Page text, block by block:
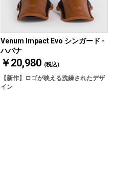
Venum Impact Evo シンガード -
ハバナ
￥20,980 (税込)
【新作】ロゴが映える洗練されたデザ
イン